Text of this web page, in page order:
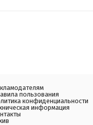
пользования
конфиденциальности
информация